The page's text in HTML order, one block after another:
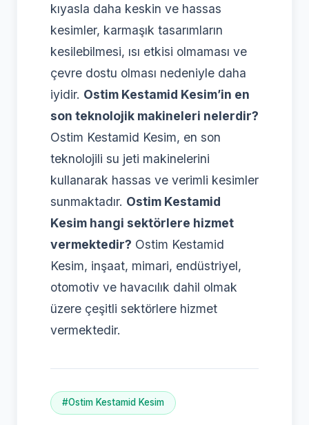
kıyasla daha keskin ve hassas
kesimler, karmaşık tasarımların
kesilebilmesi, ısı etkisi olmaması ve
çevre dostu olması nedeniyle daha
iyidir. Ostim Kestamid Kesim’in en
son teknolojik makineleri nelerdir?
Ostim Kestamid Kesim, en son
teknolojili su jeti makinelerini
kullanarak hassas ve verimli kesimler
sunmaktadır. Ostim Kestamid
Kesim hangi sektörlere hizmet
vermektedir? Ostim Kestamid
Kesim, inşaat, mimari, endüstriyel,
otomotiv ve havacılık dahil olmak
üzere çeşitli sektörlere hizmet
vermektedir.
#Ostim Kestamid Kesim